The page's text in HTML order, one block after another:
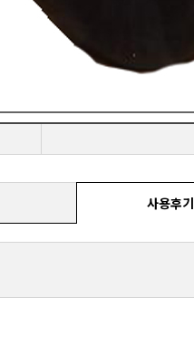
사용후기